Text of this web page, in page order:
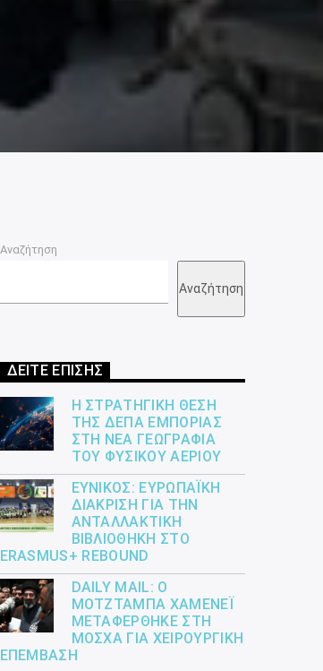
Αναζήτηση
Αναζήτηση
ΔΕΙΤΕ ΕΠΙΣΗΣ
Η ΣΤΡΑΤΗΓΙΚΉ ΘΈΣΗ
ΤΗΣ ΔΕΠΑ ΕΜΠΟΡΊΑΣ
ΣΤΗ ΝΈΑ ΓΕΩΓΡΑΦΊΑ
ΤΟΥ ΦΥΣΙΚΟΎ ΑΕΡΊΟΥ
ΕΎΝΙΚΟΣ: ΕΥΡΩΠΑΪΚΉ
ΔΙΆΚΡΙΣΗ ΓΙΑ ΤΗΝ
ΑΝΤΑΛΛΑΚΤΙΚΉ
ΒΙΒΛΙΟΘΉΚΗ ΣΤΟ
ERASMUS+ REBOUND
DAILY MAIL: Ο
ΜΟΤΖΤΆΜΠΑ ΧΑΜΕΝΕΪ́
ΜΕΤΑΦΈΡΘΗΚΕ ΣΤΗ
ΜΌΣΧΑ ΓΙΑ ΧΕΙΡΟΥΡΓΙΚΉ
ΕΠΈΜΒΑΣΗ